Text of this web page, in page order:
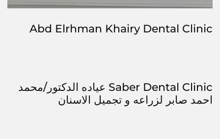
Abd Elrhman Khairy Dental Clinic
Saber Dental Clinic عياده الدكتور/محمد
احمد صابر لزراعه و تجميل الاسنان